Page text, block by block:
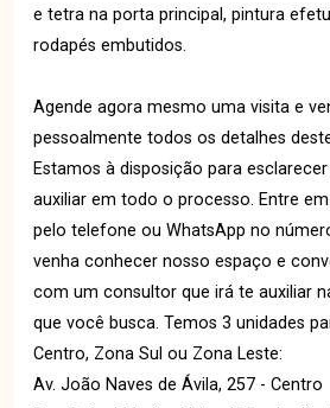
e tetra na porta principal, pintura
rodapés embutidos.
Agende agora mesmo uma visita e
pessoalmente todos os detalhes
Estamos à disposição para
auxiliar em todo o processo. Entre
pelo telefone ou WhatsApp no
venha conhecer nosso espaço e
com um consultor que irá te auxiliar
que você busca. Temos 3 unidades
Centro, Zona Sul ou Zona Leste:
Av. João Naves de Ávila, 257 - Centro